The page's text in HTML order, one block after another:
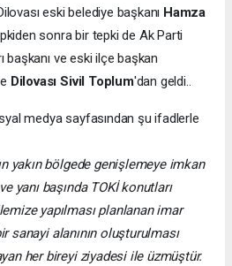
eski belediye başkanı Hamza
sonra bir tepki de Ak Parti
başkanı ve eski ilçe başkan
Dilovası Sivil Toplum'dan geldi..
medya sayfasından şu ifadlerle
yakın bölgede genişlemeye imkan
yanı başında TOKİ konutları
yapılması planlanan imar
sanayi alanının oluşturulması
her bireyi ziyadesi ile üzmüştür.